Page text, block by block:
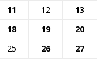
11 12
13
18 19
20
25 26
27